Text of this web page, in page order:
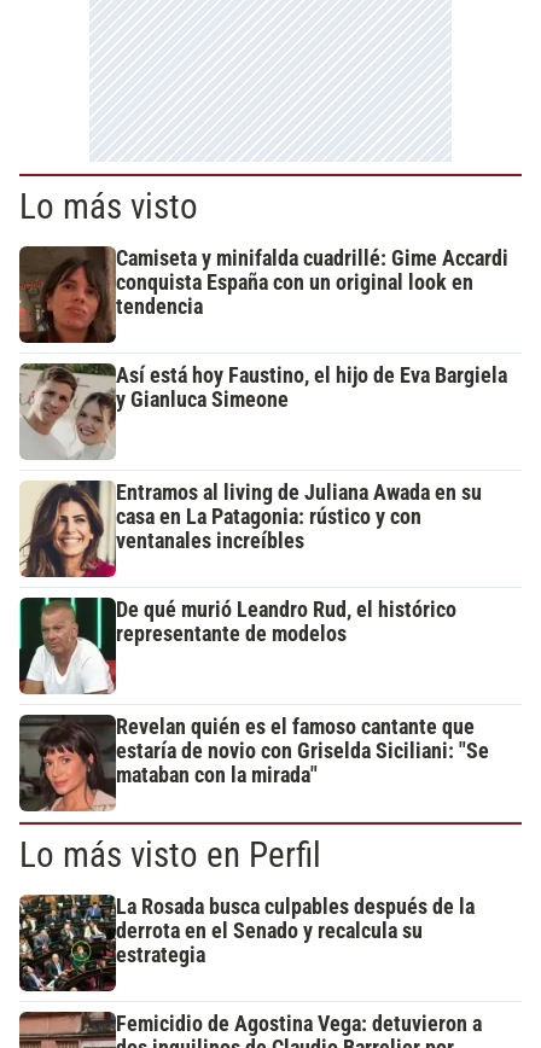
Lo más visto
Camiseta y minifalda cuadrillé: Gime Accardi
conquista España con un original look en
tendencia
Así está hoy Faustino, el hijo de Eva Bargiela
y Gianluca Simeone
Entramos al living de Juliana Awada en su
casa en La Patagonia: rústico y con
ventanales increíbles
De qué murió Leandro Rud, el histórico
representante de modelos
Revelan quién es el famoso cantante que
estaría de novio con Griselda Siciliani: "Se
mataban con la mirada"
Lo más visto en Perfil
La Rosada busca culpables después de la
derrota en el Senado y recalcula su
estrategia
Femicidio de Agostina Vega: detuvieron a